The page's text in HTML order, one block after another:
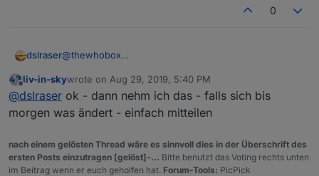
0
dslraser@thewhobox
WLAN den Status holen zu können. Das funktioniert
auch, vielleicht geht es besser/kürzer ?
Wenn ich Dein aufgeräumtes Script nehme, dann kann
Hier noch mal meine "aufgeräumte Variante" (in der
von oben hatte ich noch einige Tippfehler bei den
States)
Spoiler
Offline
liv-in-skywrote on Aug 29, 2019, 5:40 PM
last edited by
@dslraser ok - dann nehm ich das - falls sich bis
morgen was ändert - einfach mitteilen
nach einem gelösten Thread wäre es sinnvoll dies in der Überschrift des
ersten Posts einzutragen [gelöst]-... Bitte benutzt das Voting rechts unten
im Beitrag wenn er euch geholfen hat. Forum-Tools: PicPick